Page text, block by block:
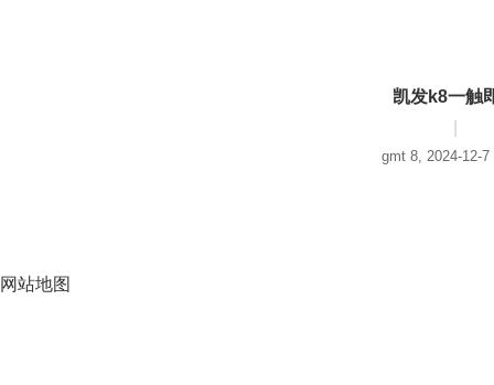
凯发k8一触
gmt 8, 2024-12-7
网站地图